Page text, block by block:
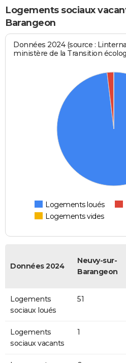
Logements sociaux
Barangeon
Données 2024 (source :
ministère de la Transition
Logements loués
Logements vides
Données 2024
Neuvy-sur-
Barangeon
Logements
sociaux loués
51
Logements
sociaux vacants
1